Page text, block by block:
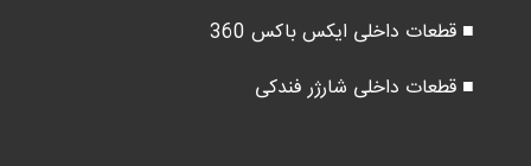
■ قطعات داخلی ایکس باکس 360
■ قطعات داخلی شارژر فندکی